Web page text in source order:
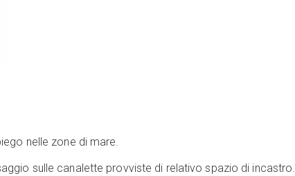
nelle zone di mare.
sulle canalette provviste di relativo spazio di incastro.